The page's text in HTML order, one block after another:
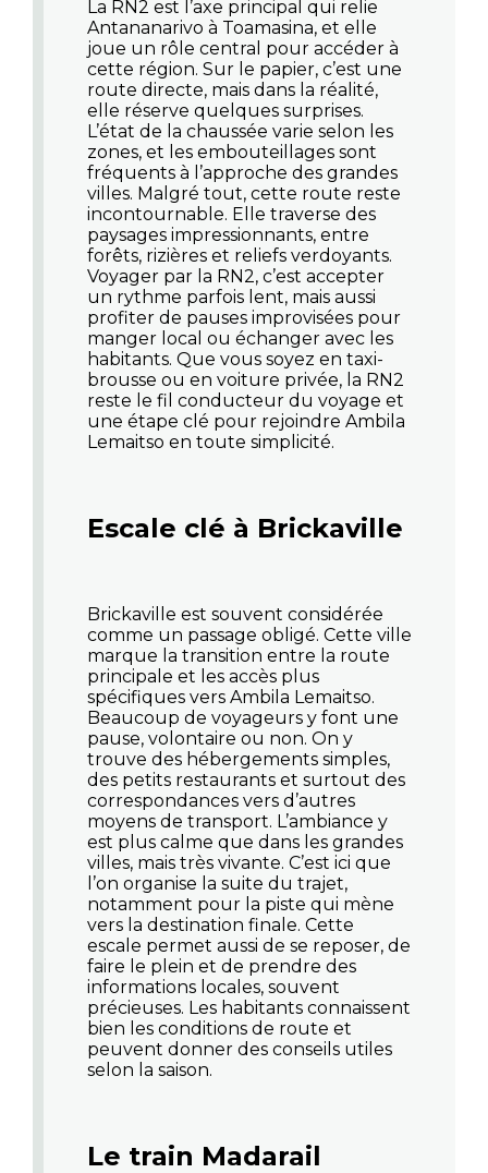
La RN2 est l’axe principal qui relie
Antananarivo à Toamasina, et elle
joue un rôle central pour accéder à
cette région. Sur le papier, c’est une
route directe, mais dans la réalité,
elle réserve quelques surprises.
L’état de la chaussée varie selon les
zones, et les embouteillages sont
fréquents à l’approche des grandes
villes. Malgré tout, cette route reste
incontournable. Elle traverse des
paysages impressionnants, entre
forêts, rizières et reliefs verdoyants.
Voyager par la RN2, c’est accepter
un rythme parfois lent, mais aussi
profiter de pauses improvisées pour
manger local ou échanger avec les
habitants. Que vous soyez en taxi-
brousse ou en voiture privée, la RN2
reste le fil conducteur du voyage et
une étape clé pour rejoindre Ambila
Lemaitso en toute simplicité.
Escale clé à Brickaville
Brickaville est souvent considérée
comme un passage obligé. Cette ville
marque la transition entre la route
principale et les accès plus
spécifiques vers Ambila Lemaitso.
Beaucoup de voyageurs y font une
pause, volontaire ou non. On y
trouve des hébergements simples,
des petits restaurants et surtout des
correspondances vers d’autres
moyens de transport. L’ambiance y
est plus calme que dans les grandes
villes, mais très vivante. C’est ici que
l’on organise la suite du trajet,
notamment pour la piste qui mène
vers la destination finale. Cette
escale permet aussi de se reposer, de
faire le plein et de prendre des
informations locales, souvent
précieuses. Les habitants connaissent
bien les conditions de route et
peuvent donner des conseils utiles
selon la saison.
Le train Madarail